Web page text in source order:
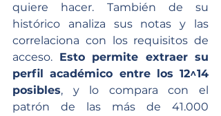
quiere hacer. También de su
histórico analiza sus notas y las
correlaciona con los requisitos de
acceso. Esto permite extraer su
perfil académico entre los 12^14
posibles, y lo compara con el
patrón de las más de 41.000